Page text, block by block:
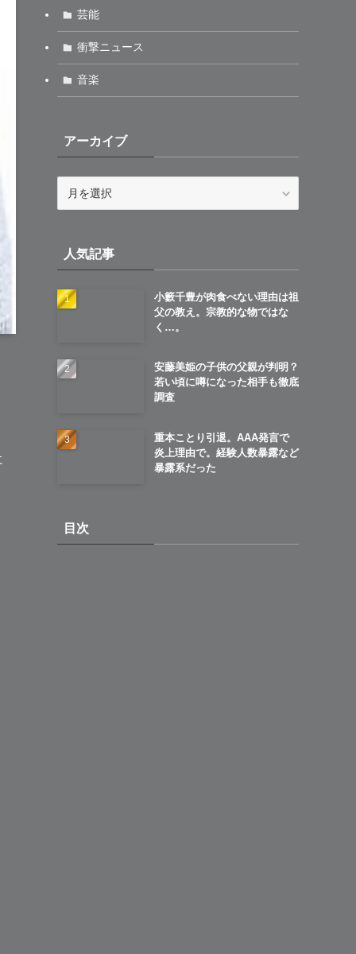
芸能
衝撃ニュース
音楽
アーカイブ
ブ人気記事
小籔千豊が肉食べない理由は祖
父の教え。宗教的な物ではな
く…。
安藤美姫の子供の父親が判明？
若い頃に噂になった相手も徹底
調査
重本ことり引退。AAA発言で
炎上理由で。経験人数暴露など
暴露系だった
目次